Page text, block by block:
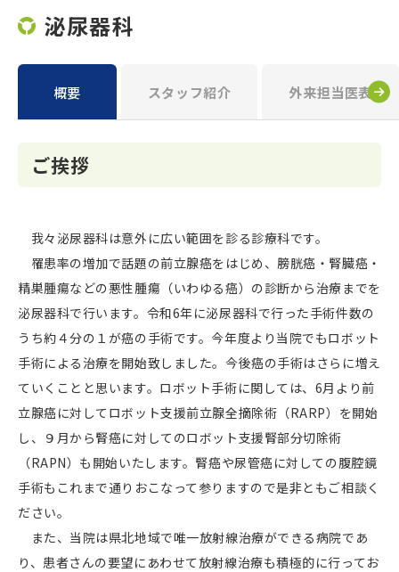
泌尿器科
概要 スタッフ紹介 外来担当医表
ご挨拶
我々泌尿器科は意外に広い範囲を診る診療科です。
罹患率の増加で話題の前立腺癌をはじめ、膀胱癌・腎臓癌・
精巣腫瘍などの悪性腫瘍（いわゆる癌）の診断から治療までを
泌尿器科で行います。令和6年に泌尿器科で行った手術件数の
うち約４分の１が癌の手術です。今年度より当院でもロボット
手術による治療を開始致しました。今後癌の手術はさらに増え
ていくことと思います。ロボット手術に関しては、 6月より前
立腺癌に対してロボット支援前立腺全摘除術（RARP）を開始
し、９月から腎癌に対してのロボット支援腎部分切除術
（RAPN）も開始いたします。腎癌や尿管癌に対しての腹腔鏡
手術もこれまで通りおこなって参りますので是非ともご相談く
ださい。
また、当院は県北地域で唯一放射線治療ができる病院であ
り、患者さんの要望にあわせて放射線治療も積極的に行ってお